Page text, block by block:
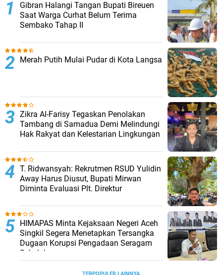
Gibran Halangi Tangan Bupati Bireuen
Saat Warga Curhat Belum Terima
Sembako Tahap II
Merah Putih Mulai Pudar di Kota Langsa
Zikra Al-Farisy Tegaskan Penolakan
Tambang di Samadua Demi Melindungi
Hak Rakyat dan Kelestarian Lingkungan
T. Ridwansyah: Rekrutmen RSUD Yulidin
Away Harus Diusut, Bupati Mirwan
Diminta Evaluasi Plt. Direktur
HIMAPAS Minta Kejaksaan Negeri Aceh
Singkil Segera Menetapkan Tersangka
Dugaan Korupsi Pengadaan Seragam
Sekolah